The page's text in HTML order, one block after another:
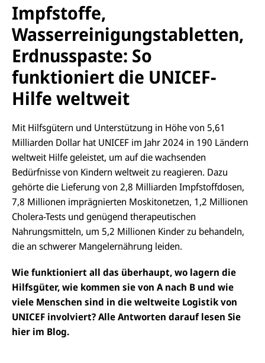
n
d
e
n
o
k
Impfstoffe,
Wasserreinigungstabletten,
Erdnusspaste: So
funktioniert die UNICEF-
Hilfe weltweit
Mit Hilfsgütern und Unterstützung in Höhe von 5,61
Milliarden Dollar hat UNICEF im Jahr 2024 in 190 Ländern
weltweit Hilfe geleistet, um auf die wachsenden
Bedürfnisse von Kindern weltweit zu reagieren. Dazu
gehörte die Lieferung von 2,8 Milliarden Impfstoffdosen,
7,8 Millionen imprägnierten Moskitonetzen, 1,2 Millionen
Cholera-Tests und genügend therapeutischen
Nahrungsmitteln, um 5,2 Millionen Kinder zu behandeln,
die an schwerer Mangelernährung leiden.
Wie funktioniert all das überhaupt, wo lagern die
Hilfsgüter, wie kommen sie von A nach B und wie
viele Menschen sind in die weltweite Logistik von
UNICEF involviert? Alle Antworten darauf lesen Sie
hier im Blog.